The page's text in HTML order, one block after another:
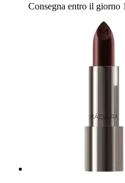
Consegna entro il giorno